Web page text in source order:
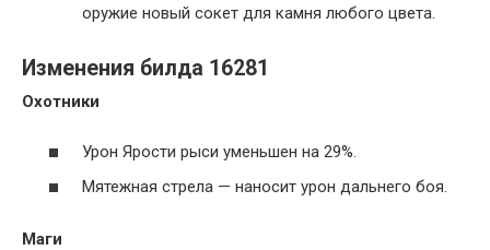
оружие новый сокет для камня любого цвета.
Изменения билда 16281
Охотники
Урон Ярости рыси уменьшен на 29%.
Мятежная стрела — наносит урон дальнего боя.
Маги